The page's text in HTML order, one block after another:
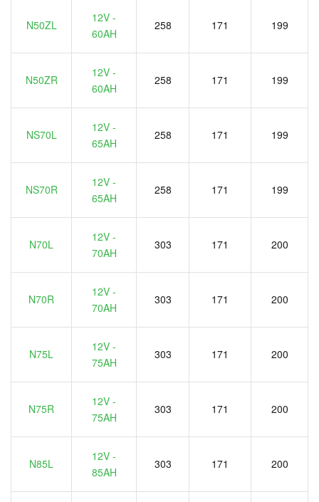
N50ZL
12V -
60AH
258 171 199
N50ZR
12V -
60AH
258 171 199
NS70L
12V -
65AH
258 171 199
NS70R
12V -
65AH
258 171 199
N70L
12V -
70AH
303 171 200
N70R
12V -
70AH
303 171 200
N75L
12V -
75AH
303 171 200
N75R
12V -
75AH
303 171 200
N85L
12V -
85AH
303 171 200